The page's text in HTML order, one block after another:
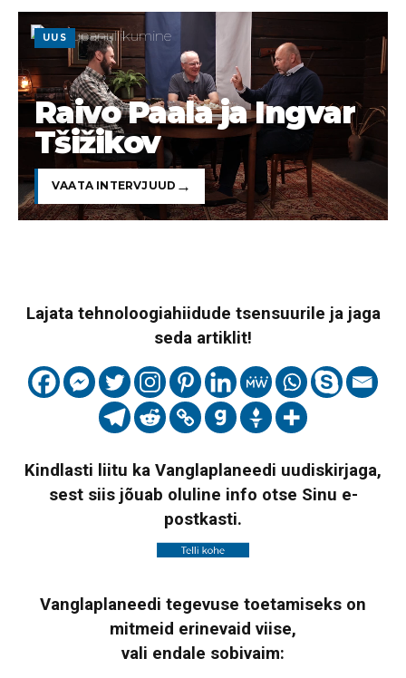
UUS
Raivo Paala ja Ingvar
Tšižikov
VAATA INTERVJUUD
Lajata tehnoloogiahiidude tsensuurile ja jaga
seda artiklit!
Kindlasti liitu ka Vanglaplaneedi uudiskirjaga,
sest siis jõuab oluline info otse Sinu e-
postkasti.
Vanglaplaneedi tegevuse toetamiseks on
mitmeid erinevaid viise,
vali endale sobivaim: